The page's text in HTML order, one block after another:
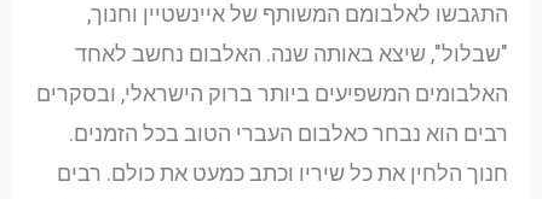
התגבשו לאלבומם המשותף של איינשטיין וחנוך,
"שבלול", שיצא באותה שנה. האלבום נחשב לאחד
האלבומים המשפיעים ביותר ברוק הישראלי, ובסקרים
רבים הוא נבחר כאלבום העברי הטוב בכל הזמנים.
חנוך הלחין את כל שיריו וכתב כמעט את כולם. רבים